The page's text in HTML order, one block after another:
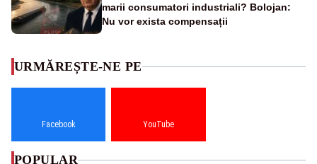
marii consumatori industriali? Bolojan:
Nu vor exista compensații
URMĂREȘTE-NE PE
Facebook YouTube
POPULAR